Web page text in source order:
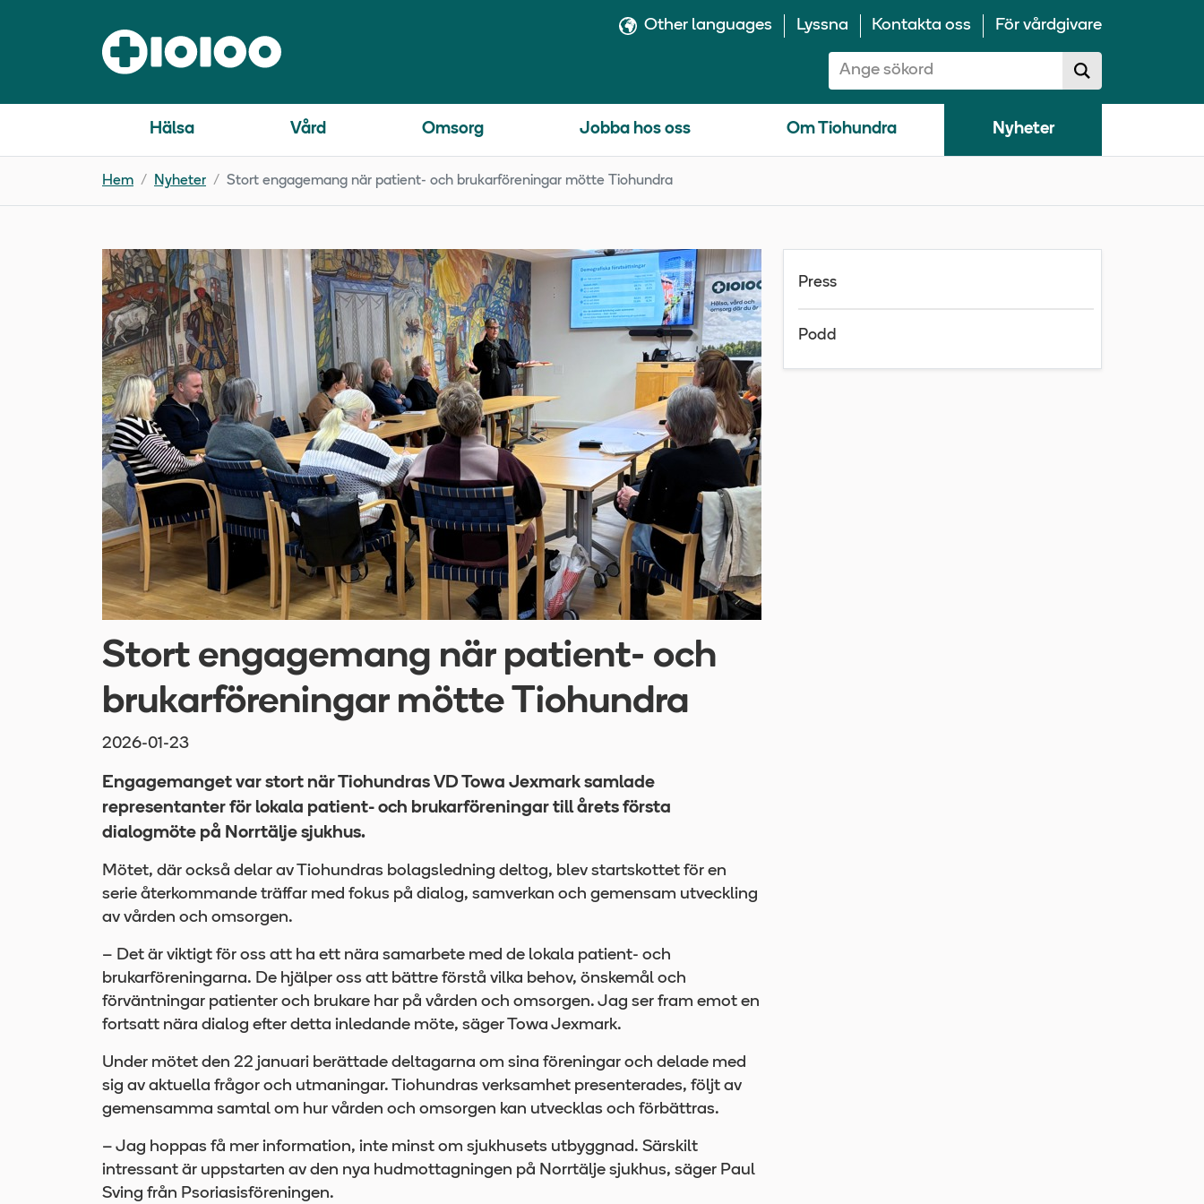
Other languages Lyssna Kontakta oss För vårdgivare
Sök på 10100:
sökförslag
Sök
Hälsa Vård Omsorg Jobba hos oss Om Tiohundra Nyheter
Hem Nyheter Stort engagemang när patient- och brukarföreningar mötte Tiohundra
Stort engagemang när patient- och
brukarföreningar mötte Tiohundra
2026-01-23
Engagemanget var stort när Tiohundras VD Towa Jexmark samlade
representanter för lokala patient- och brukarföreningar till årets första
dialogmöte på Norrtälje sjukhus.
Mötet, där också delar av Tiohundras bolagsledning deltog, blev startskottet för en
serie återkommande träffar med fokus på dialog, samverkan och gemensam utveckling
av vården och omsorgen.
– Det är viktigt för oss att ha ett nära samarbete med de lokala patient- och
brukarföreningarna. De hjälper oss att bättre förstå vilka behov, önskemål och
förväntningar patienter och brukare har på vården och omsorgen. Jag ser fram emot en
fortsatt nära dialog efter detta inledande möte, säger Towa Jexmark.
Under mötet den 22 januari berättade deltagarna om sina föreningar och delade med
sig av aktuella frågor och utmaningar. Tiohundras verksamhet presenterades, följt av
gemensamma samtal om hur vården och omsorgen kan utvecklas och förbättras.
– Jag hoppas få mer information, inte minst om sjukhusets utbyggnad. Särskilt
intressant är uppstarten av den nya hudmottagningen på Norrtälje sjukhus, säger Paul
Sving från Psoriasisföreningen.
Press
Podd